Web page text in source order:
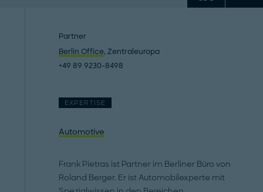
Partner
Berlin Office, Zentraleuropa
+49 89 9230-8498
EXPERTISE
Automotive
Frank Pietras ist Partner im Berliner Büro von
Roland Berger. Er ist Automobilexperte mit